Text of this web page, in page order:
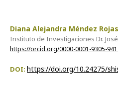
Diana Alejandra Méndez Rojas
Instituto de Investigaciones Dr.
https://orcid.org/0000-0001-9305-
DOI: https://doi.org/10.24275/